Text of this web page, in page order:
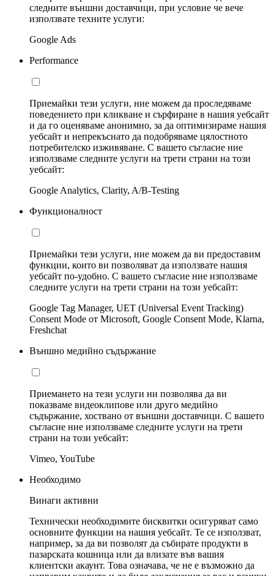
следните външни доставчици, при условие че вече
използвате техните услуги:
Google Ads
Performance
Приемайки тези услуги, ние можем да проследяваме
поведението при кликване и сърфиране в нашия уебсайт
и да го оценяваме анонимно, за да оптимизираме нашия
уебсайт и непрекъснато да подобряваме цялостното
потребителско изживяване. С вашето съгласие ние
използваме следните услуги на трети страни на този
уебсайт:
Google Analytics, Clarity, A/B-Testing
Функционалност
Приемайки тези услуги, ние можем да ви предоставим
функции, които ви позволяват да използвате нашия
уебсайт по-удобно. С вашето съгласие ние използваме
следните услуги на трети страни на този уебсайт:
Google Tag Manager, UET (Universal Event Tracking)
Consent Mode от Microsoft, Google Consent Mode, Klarna,
Freshchat
Външно медийно съдържание
Приемането на тези услуги ни позволява да ви
показваме видеоклипове или друго медийно
съдържание, хоствано от външни доставчици. С вашето
съгласие ние използваме следните услуги на трети
страни на този уебсайт:
Vimeo, YouTube
Необходимо
Винаги активни
Технически необходимите бисквитки осигуряват само
основните функции на нашия уебсайт. Те се използват,
например, за да ви позволят да събирате продукти в
пазарската кошница или да влизате във вашия
клиентски акаунт. Това означава, че не е възможно да